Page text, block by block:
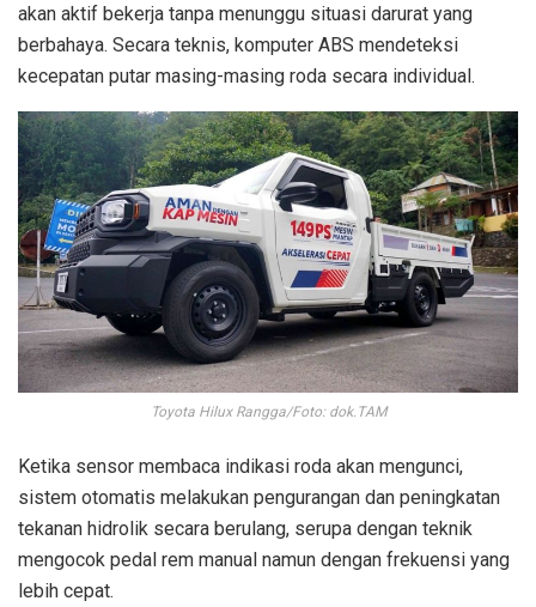
akan aktif bekerja tanpa menunggu situasi darurat yang
berbahaya. Secara teknis, komputer ABS mendeteksi
kecepatan putar masing-masing roda secara individual.
Toyota Hilux Rangga/Foto: dok.TAM
Ketika sensor membaca indikasi roda akan mengunci,
sistem otomatis melakukan pengurangan dan peningkatan
tekanan hidrolik secara berulang, serupa dengan teknik
mengocok pedal rem manual namun dengan frekuensi yang
lebih cepat.